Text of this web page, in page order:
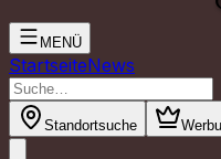
MENÜ
StartseiteNews
Standortsuche